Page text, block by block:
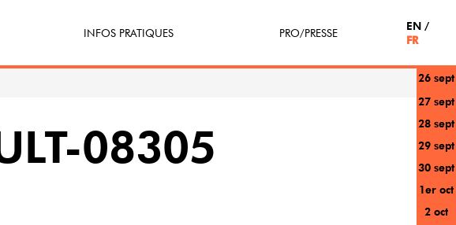
INFOS PRATIQUES
Participe(z)
PRO/PRESSE
EN
FR
26 sept
27 sept
28 sept
29 sept
30 sept
1er oct
2 oct
08305